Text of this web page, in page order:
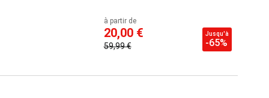
à partir de
20,00 €
59,99 €
Jusqu'à
-65%